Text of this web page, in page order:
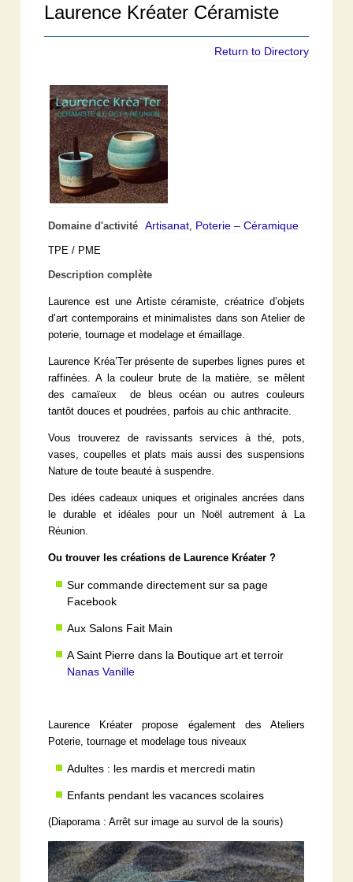
Laurence Kréater Céramiste
Return to Directory
Domaine d'activité Artisanat Poterie – Céramique
TPE / PME
Description complète
Laurence est une Artiste céramiste, créatrice d’objets
d’art contemporains et minimalistes dans son Atelier de
poterie, tournage et modelage et émaillage.
Laurence Kréa’Ter présente de superbes lignes pures et
raffinées. A la couleur brute de la matière, se mêlent
des camaïeux de bleus océan ou autres couleurs
tantôt douces et poudrées, parfois au chic anthracite.
Vous trouverez de ravissants services à thé, pots,
vases, coupelles et plats mais aussi des suspensions
Nature de toute beauté à suspendre.
Des idées cadeaux uniques et originales ancrées dans
le durable et idéales pour un Noël autrement à La
Réunion.
Ou trouver les créations de Laurence Kréater ?
Sur commande directement sur sa page
Facebook
Aux Salons Fait Main
A Saint Pierre dans la Boutique art et terroir
Nanas Vanille
Laurence Kréater propose également des Ateliers
Poterie, tournage et modelage tous niveaux
Adultes : les mardis et mercredi matin
Enfants pendant les vacances scolaires
(Diaporama : Arrêt sur image au survol de la souris)